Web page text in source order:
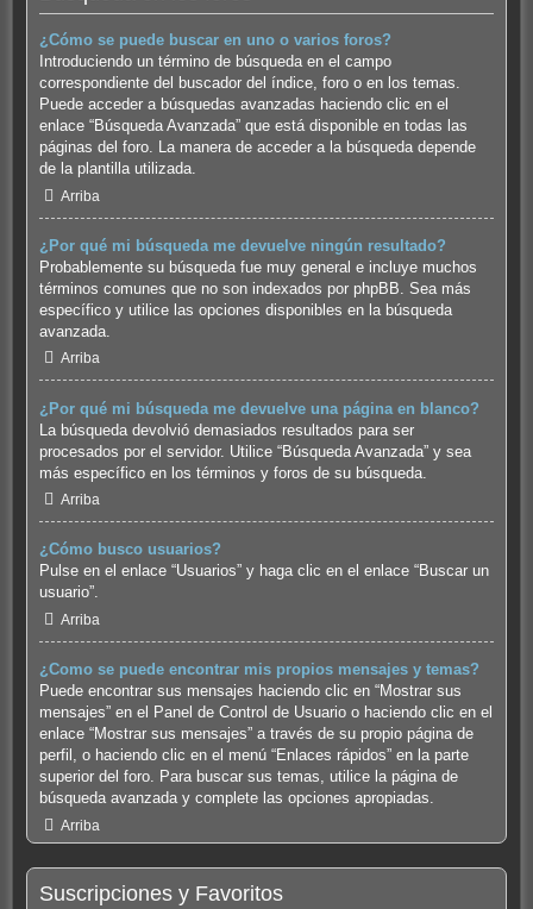
¿Cómo se puede buscar en uno o varios foros?
Introduciendo un término de búsqueda en el campo
correspondiente del buscador del índice, foro o en los temas.
Puede acceder a búsquedas avanzadas haciendo clic en el
enlace “Búsqueda Avanzada” que está disponible en todas las
páginas del foro. La manera de acceder a la búsqueda depende
de la plantilla utilizada.
Arriba
¿Por qué mi búsqueda me devuelve ningún resultado?
Probablemente su búsqueda fue muy general e incluye muchos
términos comunes que no son indexados por phpBB. Sea más
específico y utilice las opciones disponibles en la búsqueda
avanzada.
Arriba
¿Por qué mi búsqueda me devuelve una página en blanco?
La búsqueda devolvió demasiados resultados para ser
procesados por el servidor. Utilice “Búsqueda Avanzada” y sea
más específico en los términos y foros de su búsqueda.
Arriba
¿Cómo busco usuarios?
Pulse en el enlace “Usuarios” y haga clic en el enlace “Buscar un
usuario”.
Arriba
¿Como se puede encontrar mis propios mensajes y temas?
Puede encontrar sus mensajes haciendo clic en “Mostrar sus
mensajes” en el Panel de Control de Usuario o haciendo clic en el
enlace “Mostrar sus mensajes” a través de su propio página de
perfil, o haciendo clic en el menú “Enlaces rápidos” en la parte
superior del foro. Para buscar sus temas, utilice la página de
búsqueda avanzada y complete las opciones apropiadas.
Arriba
Suscripciones y Favoritos